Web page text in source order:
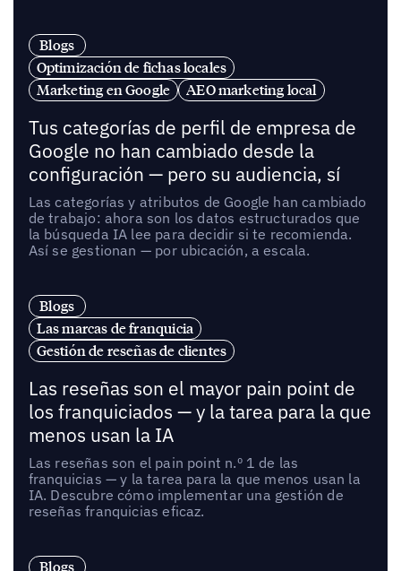
Blogs
Optimización de fichas locales
Marketing en Google
AEO marketing local
Tus categorías de perfil de empresa de
Google no han cambiado desde la
configuración — pero su audiencia, sí
Las categorías y atributos de Google han cambiado
de trabajo: ahora son los datos estructurados que
la búsqueda IA lee para decidir si te recomienda.
Así se gestionan — por ubicación, a escala.
Blogs
Las marcas de franquicia
Gestión de reseñas de clientes
Las reseñas son el mayor pain point de
los franquiciados — y la tarea para la que
menos usan la IA
Las reseñas son el pain point n.º 1 de las
franquicias — y la tarea para la que menos usan la
IA. Descubre cómo implementar una gestión de
reseñas franquicias eficaz.
Blogs